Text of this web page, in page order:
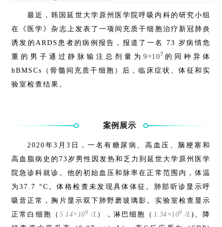
最近，韩国延世大学原州医学院呼吸内科的研究小组
在《医学》杂志上发表了一项间充质干细胞治疗新冠肺炎
诱发的ARDS患者的病例报告，报道了一名 73 岁病情危
重的男子通过静脉输注总剂量为9×107 的同种异体
hBMSCs（骨髓间充质干细胞）后，临床症状、体征和实
验室检查结果。
案例展示
2020年3月3日，一名有糖尿病、高血压、脑梗塞和
高血脂病史的73岁男性因发热和乏力到延世大学原州医学
院急诊科就诊。他的初始血压和脉率在正常范围内，体温
为37.7 °C。体格检查未发现具体体征。肺部听诊显示呼
吸音正常，胸片显示双下肺野磨玻璃影。实验室检查显示
正常白细胞（ 5.14×109 /L ），淋巴细胞（ 1.34×109 /L)、降